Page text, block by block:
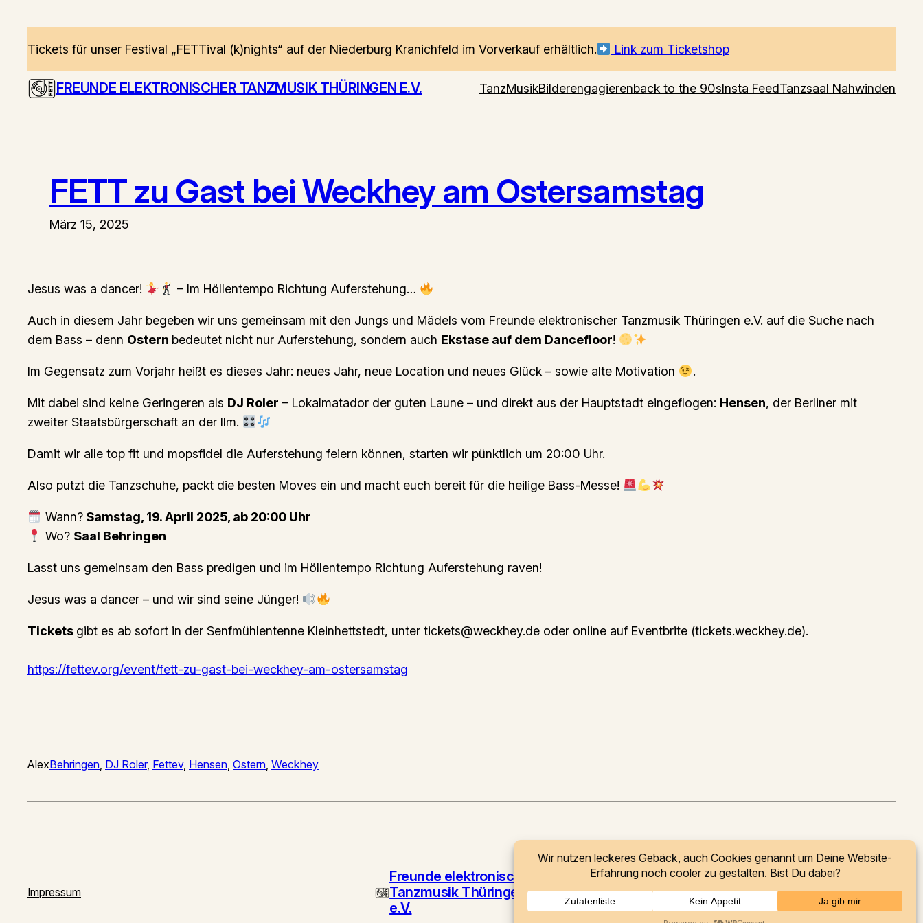
springen
Tickets für unser Festival „FETTival (k)nights“ auf der Niederburg Kranichfeld im Vorverkauf erhältlich. Link zum Ticketshop
FREUNDE ELEKTRONISCHER TANZMUSIK THÜRINGEN E.V. TanzMusikBilderengagierenback to the 90sInsta FeedTanzsaal Nahwinden
FETT zu Gast bei Weckhey am Ostersamstag
März 15, 2025
Jesus was a dancer! – Im Höllentempo Richtung Auferstehung…
Auch in diesem Jahr begeben wir uns gemeinsam mit den Jungs und Mädels vom Freunde elektronischer Tanzmusik Thüringen e.V. auf die Suche nach
dem Bass – denn Ostern bedeutet nicht nur Auferstehung, sondern auch Ekstase auf dem Dancefloor!
Im Gegensatz zum Vorjahr heißt es dieses Jahr: neues Jahr, neue Location und neues Glück – sowie alte Motivation .
Mit dabei sind keine Geringeren als DJ Roler – Lokalmatador der guten Laune – und direkt aus der Hauptstadt eingeflogen: Hensen, der Berliner mit
zweiter Staatsbürgerschaft an der Ilm.
Damit wir alle top fit und mopsfidel die Auferstehung feiern können, starten wir pünktlich um 20:00 Uhr.
Also putzt die Tanzschuhe, packt die besten Moves ein und macht euch bereit für die heilige Bass-Messe!
Wann?Samstag, 19. April 2025, ab 20:00 Uhr
Wo? Saal Behringen
Lasst uns gemeinsam den Bass predigen und im Höllentempo Richtung Auferstehung raven!
Jesus was a dancer – und wir sind seine Jünger!
Tickets gibt es ab sofort in der Senfmühlentenne Kleinhettstedt, unter tickets@weckhey.de oder online auf Eventbrite (tickets.weckhey.de).
https://fettev.org/event/fett-zu-gast-bei-weckhey-am-ostersamstag
AlexBehringen DJ Roler, Fettev, Hensen Ostern Weckhey
Impressum
Freunde elektronischer
Tanzmusik Thüringen
e.V.
InstagramYouTube SoundCloud TikTok Facebook